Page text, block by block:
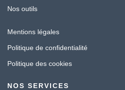
Nos outils
Mentions légales
Politique de confidentialité
Politique des cookies
NOS SERVICES